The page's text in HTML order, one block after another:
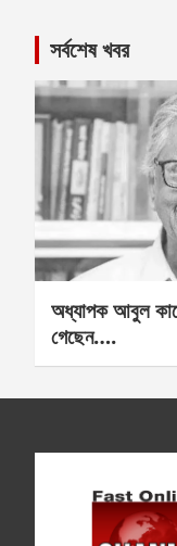
সর্বশেষ খবর
অধ্যাপক আবুল
গেছেন….